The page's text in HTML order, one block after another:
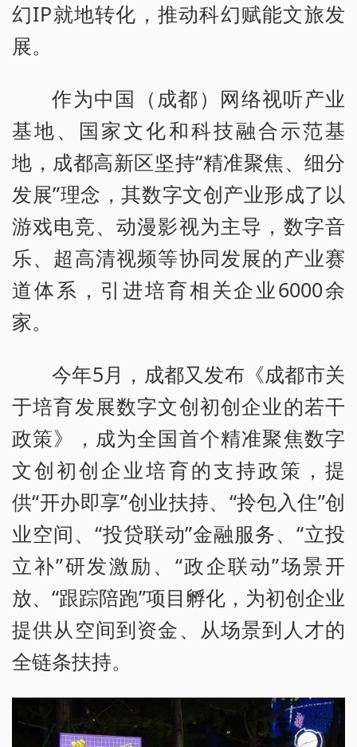
幻IP就地转化，推动科幻赋能文旅发
展。
作为中国（成都）网络视听产业
基地、国家文化和科技融合示范基
地，成都高新区坚持“精准聚焦、细分
发展”理念，其数字文创产业形成了以
游戏电竞、动漫影视为主导，数字音
乐、超高清视频等协同发展的产业赛
道体系，引进培育相关企业6000余
家。
今年5月，成都又发布《成都市关
于培育发展数字文创初创企业的若干
政策》，成为全国首个精准聚焦数字
文创初创企业培育的支持政策，提
供“开办即享”创业扶持、“拎包入住”创
业空间、“投贷联动”金融服务、“立投
立补”研发激励、“政企联动”场景开
放、“跟踪陪跑”项目孵化，为初创企业
提供从空间到资金、从场景到人才的
全链条扶持。